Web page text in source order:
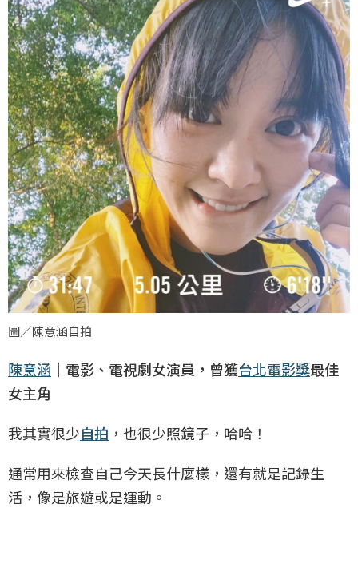
圖／陳意涵自拍
陳意涵 ｜電影、電視劇女演員，曾獲台北電影獎最佳
女主角
我其實很少自拍 ，也很少照鏡子，哈哈！
通常用來檢查自己今天長什麼樣，還有就是記錄生
活，像是旅遊或是運動。